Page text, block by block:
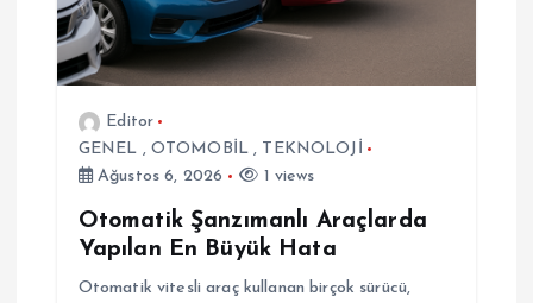
e
s
Editor
GENEL , OTOMOBİL , TEKNOLOJİ
Ağustos 6, 2026
1 views
Otomatik Şanzımanlı Araçlarda
Yapılan En Büyük Hata
Otomatik vitesli araç kullanan birçok sürücü,